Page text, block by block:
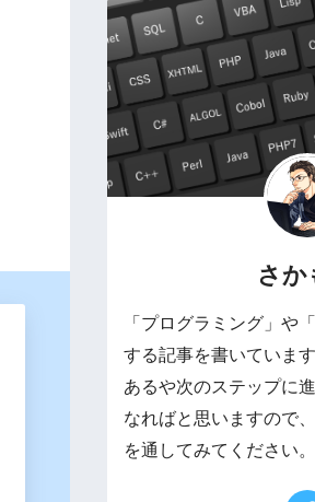
さか
「プログラミング」や
する記事を書いていま
あるや次のステップに
なればと思いますので
を通してみてください。